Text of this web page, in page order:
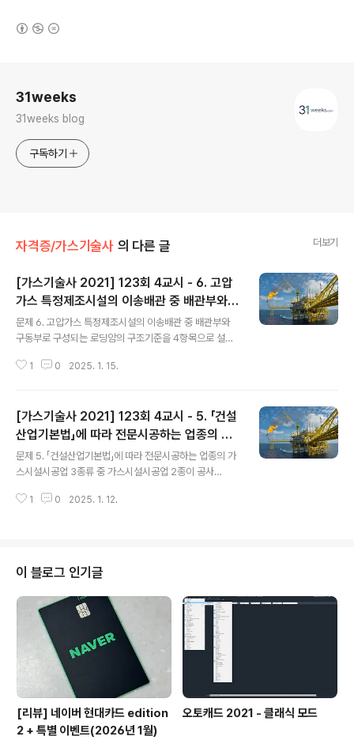
31weeks
31weeks blog
구독하기
자격증/가스기술사 의 다른 글 더보기
[가스기술사 2021] 123회 4교시 - 6. 고압
가스 특정제조시설의 이송배관 중 배관부와
구동부로 구성되는 로딩암의 구조기준을 4항
목으로 설명하시오.
문제 6. 고압가스 특정제조시설의 이송배관 중 배관부와
구동부로 구성되는 로딩암의 구조기준을 4항목으로 설명
성하며, 다음 기준에 적합한 구조를 가지는 것으로 한
「항만시설장비 관리규칙」에 따른 검사를 받은 것이어야 한
다.배관 구조는 수송되는 고압가스의 중량, 배관등의 내압,
배관등 및 그 부속설비의 자체무게, 토압, 수압, 열차하중,
자동차하중, 부력 및 그 밖의 주하중과 풍화중, 설하중, 온
도변화의 영향, 진동의 영향, 지진의 영향, 배닻으로 인한
충격의 영향, 파도 및 조류의 영향, 설치 시의 하중의 영향,
1 0 2025. 1. 15.
[가스기술사 2021] 123회 4교시 - 5. 「건설
산업기본법」에 따라 전문시공하는 업종의 가
스시설시공업 3종류 중 가스시설시공업 2종
이 공사할 수 있는 업무내용에 대하여 6가지
로 나누어 설명하시오.
문제 5. 「건설산업기본법」에 따라 전문시공하는 업종의 가
스시설시공업 3종류 중 가스시설시공업 2종이 공사
오. 1. 가스시설시공업배관, 보일러 등 가스시설을 시공할
에 해당하는 공사공사예정금액 1천5백만원 미만인 다음의
공사- 도시가스시설 중 특정 가스사용시설 외의 온수보일
러 ·온수기 및 그 부대시설의 설치 · 변경공사- 도시가스시
설 중 특정 가스사용시설로서 5만 kcal/h 이하의 온수보일
러 · 온수기 및 그 부대시설의 설치 · 변경공사- 액화석유가
스 사용시설 중 온수보일러..
1 0 2025. 1. 12.
이 블로그 인기글
[리뷰] 네이버 현대카드 edition
2 + 특별 이벤트(2026년 1월)
오토캐드 2021 - 클래식 모드